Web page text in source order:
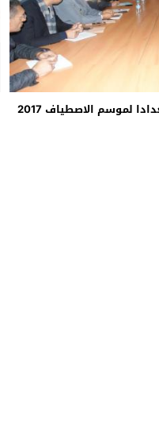
صور…السعيدية:اجتماعات استعدادا لموسم الاصطياف 2017